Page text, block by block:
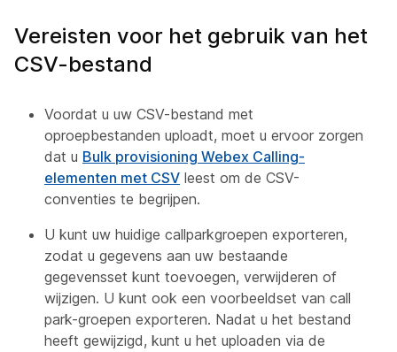
Vereisten voor het gebruik van het
CSV-bestand
Voordat u uw CSV-bestand met
oproepbestanden uploadt, moet u ervoor zorgen
dat u Bulk provisioning Webex Calling-
elementen met CSV leest om de CSV-
conventies te begrijpen.
U kunt uw huidige callparkgroepen exporteren,
zodat u gegevens aan uw bestaande
gegevensset kunt toevoegen, verwijderen of
wijzigen. U kunt ook een voorbeeldset van call
park-groepen exporteren. Nadat u het bestand
heeft gewijzigd, kunt u het uploaden via de